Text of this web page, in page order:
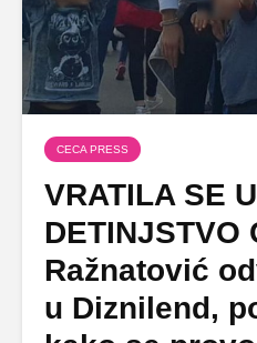
CECA PRESS
VRATILA SE U
DETINJSTVO
Ražnatović
u Diznilend,